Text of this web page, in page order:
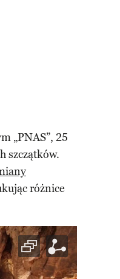
„PNAS”, 25
szczątków.
różnice